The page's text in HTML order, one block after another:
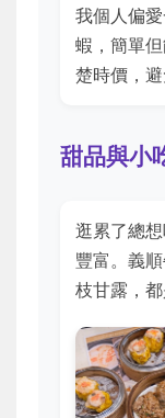
我個人偏
蝦，簡單
楚時價，避
甜品與小
逛累了總
豐富。義
枝甘露，都